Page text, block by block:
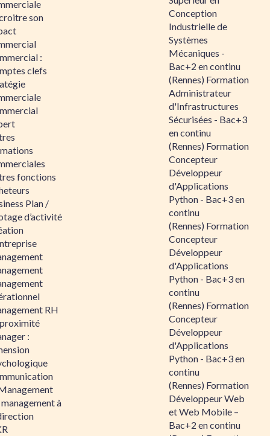
son
:
clefs
fonctions
Plan /
d’activité
RH
:
à
Conception
Industrielle de
Systèmes
Mécaniques -
Bac+2 en continu
(Rennes) Formation
Administrateur
d'Infrastructures
Sécurisées - Bac+3
en continu
(Rennes) Formation
Concepteur
Développeur
d'Applications
Python - Bac+3 en
continu
(Rennes) Formation
Concepteur
Développeur
d'Applications
Python - Bac+3 en
continu
(Rennes) Formation
Concepteur
Développeur
d'Applications
Python - Bac+3 en
continu
(Rennes) Formation
Développeur Web
et Web Mobile –
Bac+2 en continu